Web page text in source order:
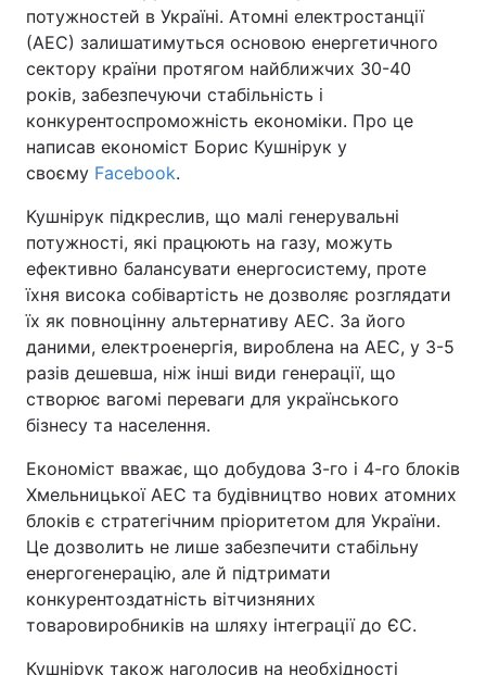
потужностей в Україні. Атомні електростанції
(АЕС) залишатимуться основою енергетичного
сектору країни протягом найближчих 30-40
років, забезпечуючи стабільність і
конкурентоспроможність економіки. Про це
написав економіст Борис Кушнірук у
своєму Facebook.
Кушнірук підкреслив, що малі генерувальні
потужності, які працюють на газу, можуть
ефективно балансувати енергосистему, проте
їхня висока собівартість не дозволяє розглядати
їх як повноцінну альтернативу АЕС. За його
даними, електроенергія, вироблена на АЕС, у 3-5
разів дешевша, ніж інші види генерації, що
створює вагомі переваги для українського
бізнесу та населення.
Економіст вважає, що добудова 3-го і 4-го блоків
Хмельницької АЕС та будівництво нових атомних
блоків є стратегічним пріоритетом для України.
Це дозволить не лише забезпечити стабільну
енергогенерацію, але й підтримати
конкурентоздатність вітчизняних
товаровиробників на шляху інтеграції до ЄС.
Кушнірук також наголосив на необхідності